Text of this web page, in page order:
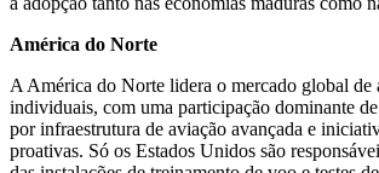
América do Norte
A América do Norte lidera o mercado global de
individuais, com uma participação dominante
por infraestrutura de aviação avançada e
proativas. Só os Estados Unidos são